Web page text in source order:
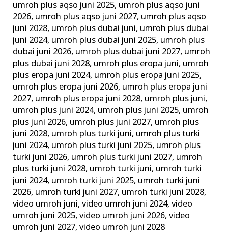
umroh plus aqso juni 2025, umroh plus aqso juni
2026, umroh plus aqso juni 2027, umroh plus aqso
juni 2028, umroh plus dubai juni, umroh plus dubai
juni 2024, umroh plus dubai juni 2025, umroh plus
dubai juni 2026, umroh plus dubai juni 2027, umroh
plus dubai juni 2028, umroh plus eropa juni, umroh
plus eropa juni 2024, umroh plus eropa juni 2025,
umroh plus eropa juni 2026, umroh plus eropa juni
2027, umroh plus eropa juni 2028, umroh plus juni,
umroh plus juni 2024, umroh plus juni 2025, umroh
plus juni 2026, umroh plus juni 2027, umroh plus
juni 2028, umroh plus turki juni, umroh plus turki
juni 2024, umroh plus turki juni 2025, umroh plus
turki juni 2026, umroh plus turki juni 2027, umroh
plus turki juni 2028, umroh turki juni, umroh turki
juni 2024, umroh turki juni 2025, umroh turki juni
2026, umroh turki juni 2027, umroh turki juni 2028,
video umroh juni,video umroh juni 2024,video
umroh juni 2025,video umroh juni 2026,video
umroh juni 2027,video umroh juni 2028